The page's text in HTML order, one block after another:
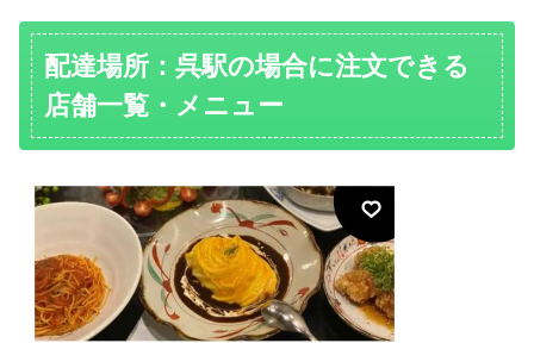
配達場所：呉駅の場合に注文できる
店舗一覧・メニュー